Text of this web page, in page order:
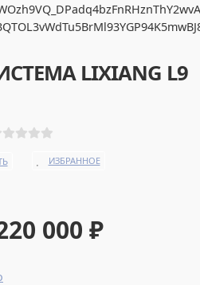
LIXIANG L9
ИЗБРАННОЕ
000 ₽